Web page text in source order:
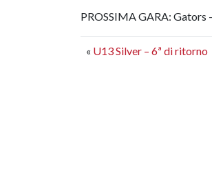
PROSSIMA GARA: Gators
« U13 Silver – 6ª di ritorno